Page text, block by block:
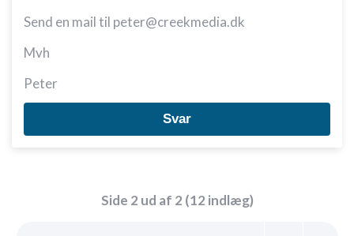
Send en mail til peter@creekmedia.dk
Mvh
Peter
Svar
Side 2 ud af 2 (12 indlæg)